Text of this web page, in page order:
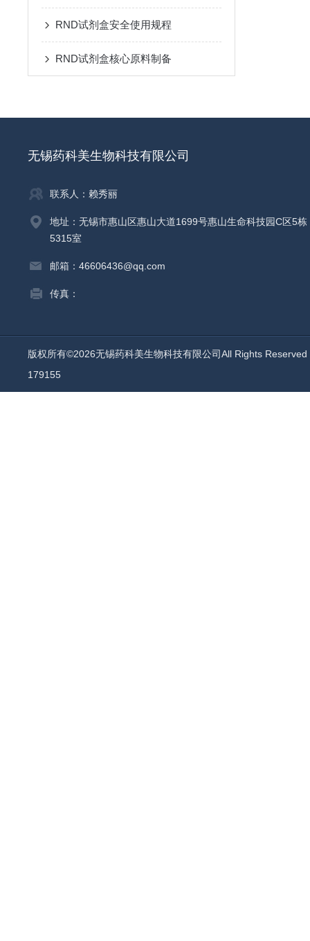
RND试剂盒安全使用规程
RND试剂盒核心原料制备
无锡药科美生物科技有限公司
联系人：赖秀丽
地址：无锡市惠山区惠山大道1699号惠山生命科技园C区5栋
5315室
邮箱：46606436@qq.com
传真：
版权所有©2026无锡药科美生物科技有限公司All Rights
179155